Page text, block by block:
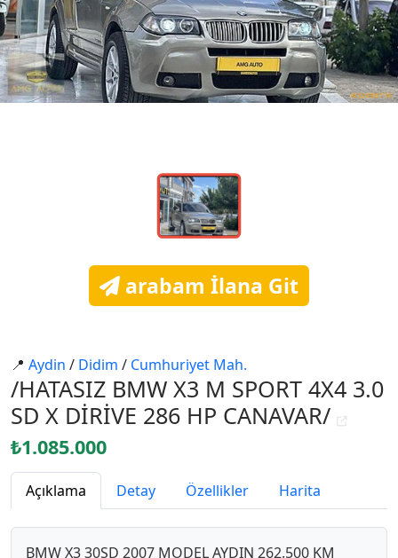
arabam İlana Git
📍 Aydin / Di̇di̇m / Cumhuri̇yet Mah.
/HATASIZ BMW X3 M SPORT 4X4 3.0
SD X DİRİVE 286 HP CANAVAR/
₺1.085.000
Açıklama Detay Özellikler Harita
BMW X3 30SD 2007 MODEL AYDIN 262.500 KM